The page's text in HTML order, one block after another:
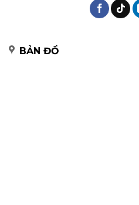
BẢN ĐỒ